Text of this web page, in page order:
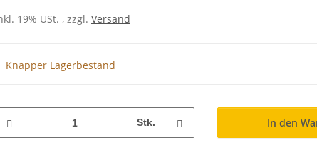
19% USt. , zzgl. Versand
Knapper Lagerbestand
Stk. In den